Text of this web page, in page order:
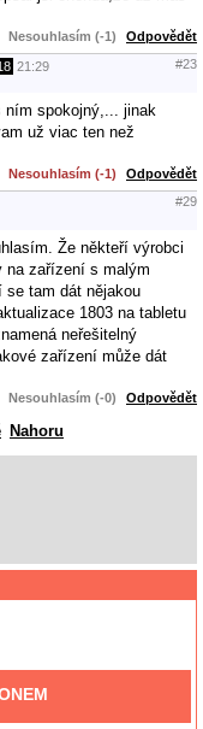
Nesouhlasím (-1) Odpovědět
21:29 #23
ním spokojný,... jinak
už viac ten než
Nesouhlasím (-1) Odpovědět
#29
Že někteří výrobci
na zařízení s malým
se tam dát nějakou
1803 na tabletu
neřešitelný
zařízení může dát
Nesouhlasím (-0) Odpovědět
Nahoru